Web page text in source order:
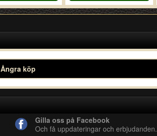
Ångra köp
Gilla oss på Facebook
Och få uppdateringar och erbjudanden.